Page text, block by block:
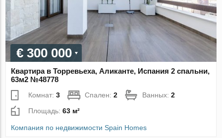
€ 300 000
Квартира в Торревьеха, Аликанте, Испания 2 спальни,
63м2 №48778
Комнат:3 Спален:2 Ванных:2
Площадь:63 м²
Компания по недвижимости Spain Homes